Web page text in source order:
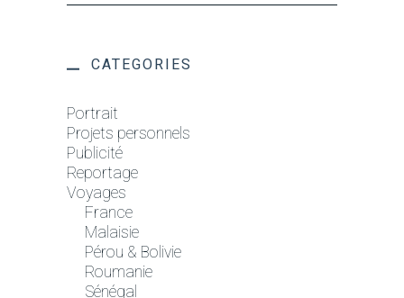
CATEGORIES
Portrait
Projets personnels
Publicité
Reportage
Voyages
France
Malaisie
Pérou & Bolivie
Roumanie
Sénégal